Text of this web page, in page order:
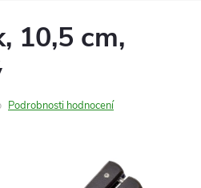
10,5 cm,
Podrobnosti hodnocení